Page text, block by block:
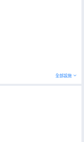
全部設施